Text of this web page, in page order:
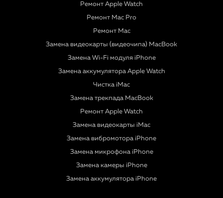
Ремонт Apple Watch
Ремонт Mac Pro
Ремонт Mac
Замена видеокарты (видеочипа) MacBook
Замена Wi-Fi модуля iPhone
Замена аккумулятора Apple Watch
Чистка iMac
Замена трекпада MacBook
Ремонт Apple Watch
Замена видеокарты iMac
Замена вибромотора iPhone
Замена микрофона iPhone
Замена камеры iPhone
Замена аккумулятора iPhone